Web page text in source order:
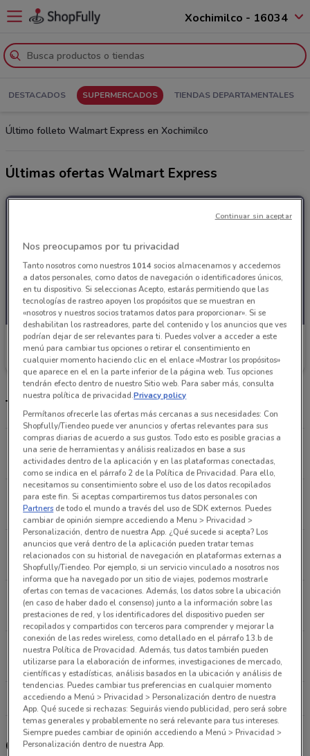
Xochimilco - 16034
DESTACADOS SUPERMERCADOS TIENDAS DEPARTAMENTALES
Último folleto Walmart Express en Xochimilco
Últimas ofertas Walmart Express
Walmart Express
Caduca el 31/12 449 m
Tiendas Walmart Express más cercanas
Blvd. Xola, 407 Miguel Hidalgo
449 m
Av. Dakota 95 Altadena Miguel Hidalgo
763 m
A.v Michoacan, 38 Cuauhtémoc (cdmx)
1.3 km
Georgia 53 Miguel Hidalgo
1.3 km
DIRECCION, DEL VALLE Ciudad De México
1.4 km
Todas las tiendas Walmart Express
Otros catálogos cercanos
Nos preocupamos por tu privacidad
Tanto nosotros como nuestros 1014socios almacenamos y accedemos
a datos personales, como datos de navegación o identificadores únicos,
en tu dispositivo. Si seleccionas Acepto, estarás permitiendo que las
tecnologías de rastreo apoyen los propósitos que se muestran en
«nosotros y nuestros socios tratamos datos para proporcionar». Si se
deshabilitan los rastreadores, parte del contenido y los anuncios que ves
podrían dejar de ser relevantes para ti. Puedes volver a acceder a este
menú para cambiar tus opciones o retirar el consentimiento en
cualquier momento haciendo clic en el enlace «Mostrar los propósitos»
que aparece en el en la parte inferior de la página web. Tus opciones
tendrán efecto dentro de nuestro Sitio web. Para saber más, consulta
nuestra política de privacidad.Privacy policy
Permítanos ofrecerle las ofertas más cercanas a sus necesidades: Con
Shopfully/Tiendeo puede ver anuncios y ofertas relevantes para sus
compras diarias de acuerdo a sus gustos. Todo esto es posible gracias a
una serie de herramientas y análisis realizados en base a sus
actividades dentro de la aplicación y en las plataformas conectadas,
como se indica en el párrafo 2 de la Política de Privacidad. Para ello,
necesitamos su consentimiento sobre el uso de los datos recopilados
para este fin. Si aceptas compartiremos tus datos personales con
Partners de todo el mundo a través del uso de SDK externos. Puedes
cambiar de opinión siempre accediendo a Menu > Privacidad >
Personalización, dentro de nuestra App. ¿Qué sucede si acepta? Los
anuncios que verá dentro de la aplicación pueden tratar temas
relacionados con su historial de navegación en plataformas externas a
Shopfully/Tiendeo. Por ejemplo, si un servicio vinculado a nosotros nos
informa que ha navegado por un sitio de viajes, podemos mostrarle
ofertas con temas de vacaciones. Además, los datos sobre la ubicación
(en caso de haber dado el consenso) junto a la información sobre las
prestaciones de red, y los identificadores del dispositivo pueden ser
recopilados y compartidos con terceros para comprender y mejorar la
conexión de las redes wireless, como detallado en el párrafo 13.b de
nuestra Política de Provacidad. Además, tus datos también pueden
utilizarse para la elaboración de informes, investigaciones de mercado,
científicas y estadísticas, análisis basados en la ubicación y análisis de
tendencias. Puedes cambiar tus preferencias en cualquier momento
accediendo a Menú > Privacidad > Personalización dentro de nuestra
App. Qué sucede si rechazas: Seguirás viendo publicidad, pero será sobre
temas generales y probablemente no será relevante para tus intereses.
Siempre puedes cambiar de opinión accediendo a Menú > Privacidad >
Personalización dentro de nuestra App.
Continuar sin aceptar